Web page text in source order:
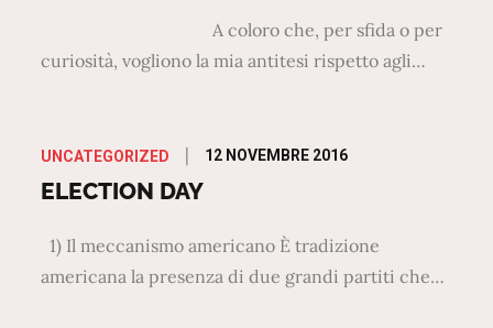
A coloro che, per sfida o per
curiosità, vogliono la mia antitesi rispetto agli…
UNCATEGORIZED
Posted
on
12 NOVEMBRE 2016
ELECTION DAY
1) Il meccanismo americano È tradizione
americana la presenza di due grandi partiti che…